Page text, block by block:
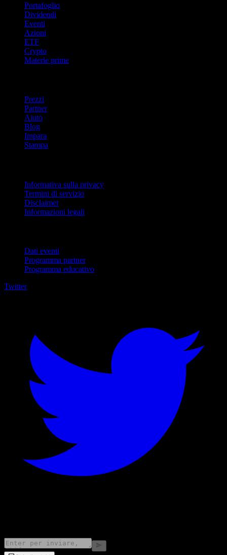
Portafoglio
Dividendi
Eventi
Azioni
ETF
Crypto
Materie prime
Prezzi
Partner
Aiuto
Blog
Impara
Stampa
Informativa sulla privacy
Termini di servizio
Disclaimer
Informazioni legali
Dati eventi
Programma partner
Programma educativo
Twitter